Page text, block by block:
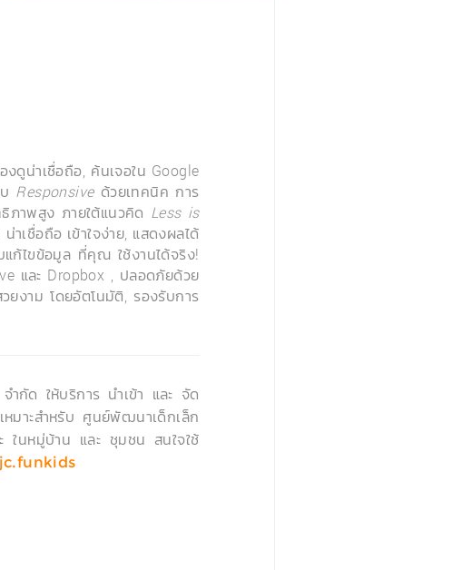
ดูน่าเชื่อถือ, ค้นเจอใน Google
Responsiveด้วยเทคนิค การ
ภาพสูง ภายใต้แนวคิด Less is
เชื่อถือ เข้าใจง่าย, แสดงผลได้
ก้ไขข้อมูล ที่คุณ ใช้งานได้จริง!
และ Dropbox , ปลอดภัยด้วย
ยงาม โดยอัตโนมัติ, รองรับการ
ำกัด ให้บริการ นำเข้า และ จัด
มาะสำหรับ ศูนย์พัฒนาเด็กเล็ก
ในหมู่บ้าน และ ชุมชน สนใจใช้